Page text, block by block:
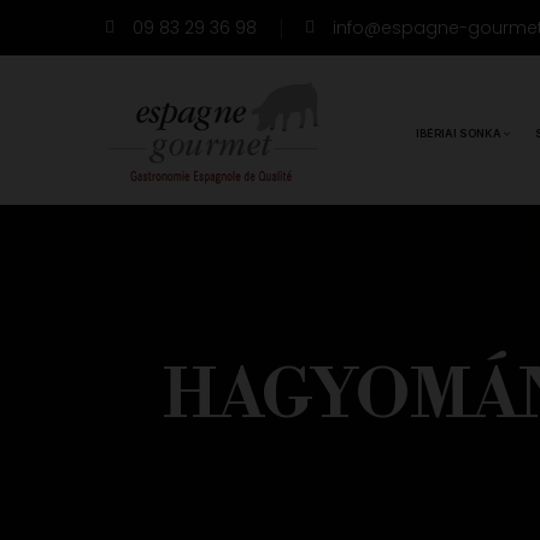
09 83 29 36 98 info@espagne-
IBÉRIAI SONKA